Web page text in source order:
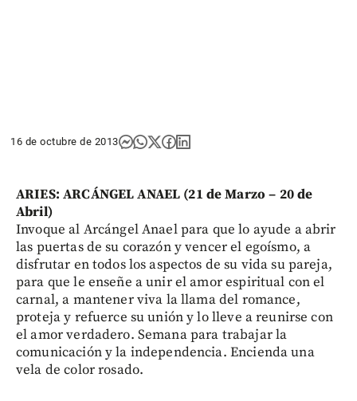
16 de octubre de 2013
ARIES: ARCÁNGEL ANAEL (21 de Marzo – 20 de
Abril)
Invoque al Arcángel Anael para que lo ayude a abrir
las puertas de su corazón y vencer el egoísmo, a
disfrutar en todos los aspectos de su vida su pareja,
para que le enseñe a unir el amor espiritual con el
carnal, a mantener viva la llama del romance,
proteja y refuerce su unión y lo lleve a reunirse con
el amor verdadero. Semana para trabajar la
comunicación y la independencia. Encienda una
vela de color rosado.